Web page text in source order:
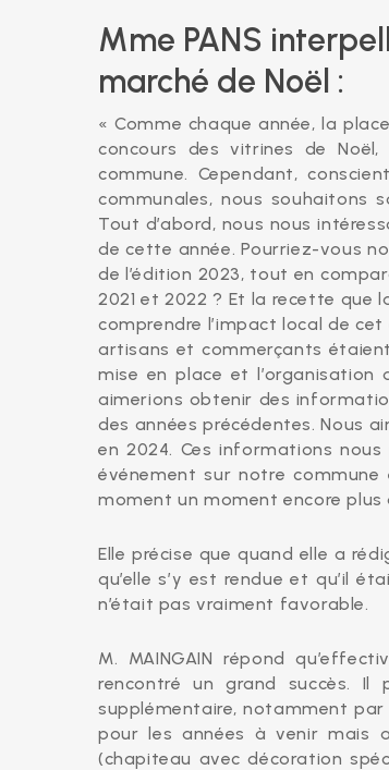
Mme PANS
marché de Noël :
« Comme chaque année, la
concours des vitrines de
commune. Cependant,
communales, nous souhaitons
Tout d’abord, nous nous
de cette année. Pourriez-vous
de l’édition 2023, tout en
2021 et 2022 ? Et la recette que
comprendre l’impact local de
artisans et commerçants
mise en place et
aimerions obtenir des
des années précédentes. Nous
en 2024. Ces informations
événement sur notre
moment un moment encore plus
Elle précise que quand elle a
qu’elle s’y est rendue et qu’il
n’était pas vraiment favorable.
M. MAINGAIN répond
rencontré un grand succès. Il
supplémentaire, notamment
pour les années à venir mais
(chapiteau avec décoration